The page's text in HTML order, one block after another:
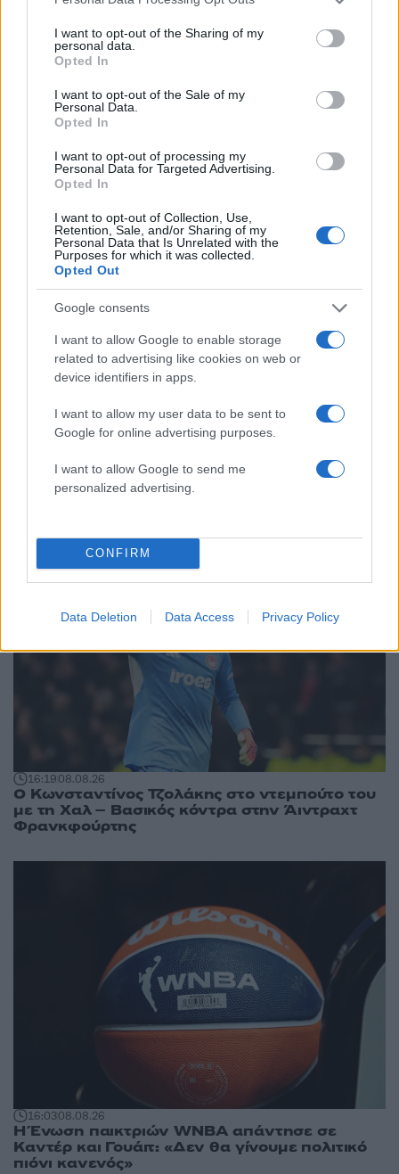
not limited to your visit or usage behaviour. You may click to
grant or deny consent to Google and its third-party tags to
use your data for below specified purposes in below Google
consent section.
I want to opt-out of the Sharing of my
personal data.
Opted In
I want to opt-out of the Sale of my
Personal Data.
Opted In
I want to opt-out of processing my
Personal Data for Targeted Advertising.
Opted In
I want to opt-out of Collection, Use,
Retention, Sale, and/or Sharing of my
Personal Data that Is Unrelated with the
Purposes for which it was collected.
Opted Out
Google consents
I want to allow Google to enable storage
related to advertising like cookies on web or
device identifiers in apps.
I want to allow my user data to be sent to
Google for online advertising purposes.
I want to allow Google to send me
personalized advertising.
CONFIRM
Data Deletion Data Access Privacy Policy
Marfin: Η 46χρονη πήρε προθεσμία για
να απολογηθεί την Τρίτη – «Είναι αθώα,
συμμετείχε στη διαδήλωση όπως και
Βγήκαν ξανά τα μαχαίρια στην Ελπίδα
για τη Δημοκρατία: «Καρυστιανού,
κίνημα σε φοβικό αρχηγικό κόμμα»
Μεταφορές χρημάτων: Πότε μπορεί να
θεωρηθούν δωρεές και να επιβληθεί
φόρος – Τι ισχυεί για τις γονικές παροχές
Απίστευτο κι όμως αληθινό -
Aναστέλλονται τα τακτικά ραντεβού του
αγγειοχειρουργού του νοσοκομείου
Χανίων επειδή κλάπηκε το μηχανάκι του
γιατρού
Σούπερ μάρκετ: Νέες μειώσεις τιμών –
916 προϊόντα στην εθνική πρωτοβουλία,
ανάμεσά τους 130 σχολικά
Αθλητικά:
Περισσότερα άρθρα
16:1908.08.26
Ο Κωνσταντίνος Τζολάκης στο ντεμπούτο του
με τη Χαλ – Βασικός κόντρα στην Άιντραχτ
Φρανκφούρτης
16:0308.08.26
Η Ένωση παικτριών WNBA απάντησε σε
Καντέρ και Γουάιτ: «Δεν θα γίνουμε πολιτικό
πιόνι κανενός»